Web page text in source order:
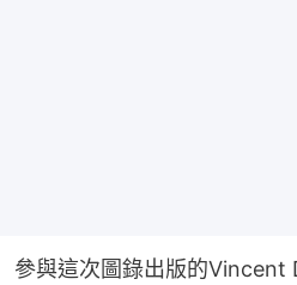
參與這次圖錄出版的Vincent